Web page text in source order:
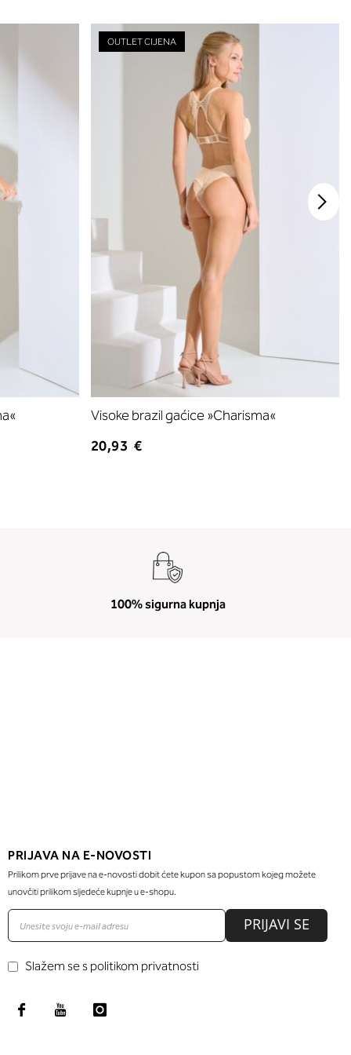
OUTLET CIJENA
Visoke brazil gaćice »Charisma«
20,93 €
100% sigurna kupnja
PRIJAVA NA E-NOVOSTI
Prilikom prve prijave na e-novosti dobit ćete kupon sa popustom kojeg možete
unovčiti prilikom sljedeće kupnje u e-shopu.
PRIJAVI SE
Slažem se s politikom privatnosti